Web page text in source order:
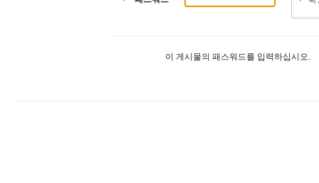
이 게시물의 패스워드를 입력하십시오.